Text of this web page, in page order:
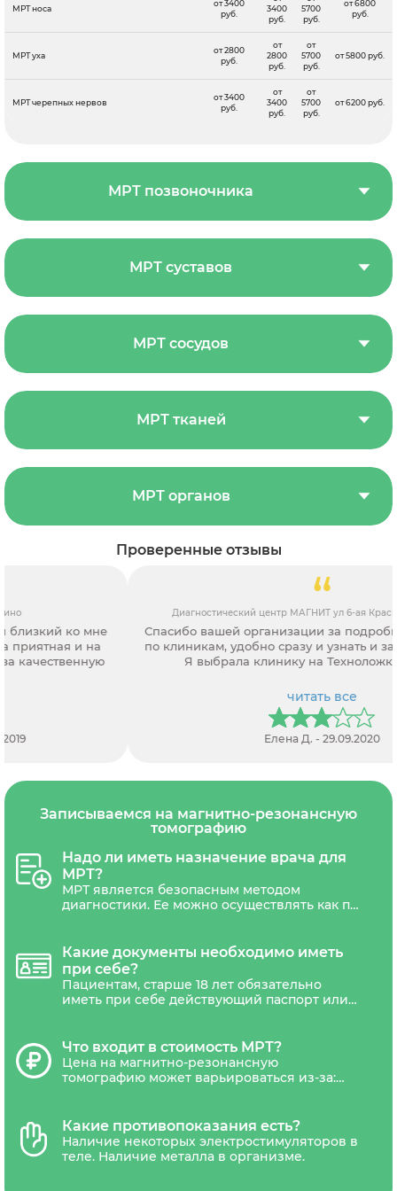
МРТ носа
от 3400
руб.
3400
руб.
5700
руб.
от 6800
руб.
МРТ уха
от 2800
руб.
от
2800
руб.
от
5700
руб.
от 5800 руб.
МРТ черепных нервов
от 3400
руб.
от
3400
руб.
от
5700
руб.
от 6200 руб.
МРТ позвоночника
МРТ суставов
МРТ сосудов
МРТ тканей
МРТ органов
Проверенные отзывы
Диагностический центр МАГНИТ ул 6-ая Красноармейская д 7
Спасибо вашей организации за подробную информацию
по клиникам, удобно сразу и узнать и записаться на МРТ.
Я выбрала клинику на Техноложке. спасибо!
Записываемся на магнитно-резонансную
томографию
Надо ли иметь назначение врача для
МРТ?
МРТ является безопасным методом
диагностики. Ее можно осуществлять как по
Направления на МРТ может потребоваться
только беременным женщинам.
Какие документы необходимо иметь
при себе?
Пациентам, старше 18 лет обязательно
иметь при себе действующий паспорт или
должны сопровождаться уполномоченным
представителем(один из родителей или
законный представитель ребенка).
Что входит в стоимость МРТ?
Цена на магнитно-резонансную
томографию может варьироваться из-за:
сверхвысокопольные), наличия акций и
скидок. В стоимость обследования обычно
входит диагностика, письменное
заключение рентгенолога и запись
Какие противопоказания есть?
Наличие некоторых электростимуляторов в
теле. Наличие металла в организме.